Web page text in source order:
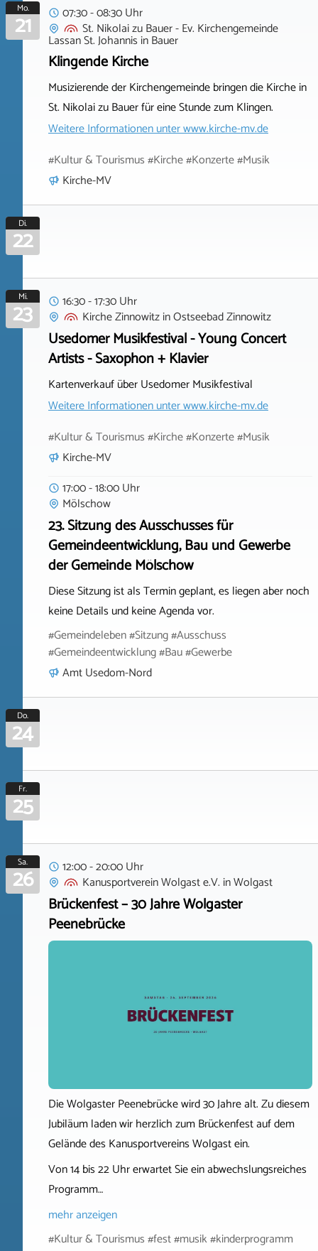
Mo.
21
07:30 - 08:30 Uhr
St. Nikolai zu Bauer - Ev. Kirchengemeinde
Lassan St. Johannis inBauer
Klingende Kirche
Musizierende der Kirchengemeinde bringen die Kirche in
St. Nikolai zu Bauer für eine Stunde zum Klingen.
Weitere Informationen unterwww.kirche-mv.de
#Kultur & Tourismus #Kirche #Konzerte #Musik
Kirche-MV
Di.
22
Mi.
23
16:30 - 17:30 Uhr
Kirche ZinnowitzinOstseebad Zinnowitz
Usedomer Musikfestival - Young Concert
Artists - Saxophon + Klavier
Kartenverkauf über Usedomer Musikfestival
Weitere Informationen unterwww.kirche-mv.de
#Kultur & Tourismus #Kirche #Konzerte #Musik
Kirche-MV
17:00 - 18:00 Uhr
Mölschow
23. Sitzung des Ausschusses für
Gemeindeentwicklung, Bau und Gewerbe
der Gemeinde Mölschow
Diese Sitzung ist als Termin geplant, es liegen aber noch
keine Details und keine Agenda vor.
#Gemeindeleben #Sitzung #Ausschuss
#Gemeindeentwicklung #Bau #Gewerbe
Amt Usedom-Nord
Do.
24
Fr.
25
Sa.
26
12:00 - 20:00 Uhr
Kanusportverein Wolgast e.V. inWolgast
Brückenfest – 30 Jahre Wolgaster
Peenebrücke
Die Wolgaster Peenebrücke wird 30 Jahre alt. Zu diesem
Jubiläum laden wir herzlich zum Brückenfest auf dem
Gelände des Kanusportvereins Wolgast ein.
Von 14 bis 22 Uhr erwartet Sie ein abwechslungsreiches
Programm…
mehr anzeigen
#Kultur & Tourismus #fest #musik #kinderprogramm